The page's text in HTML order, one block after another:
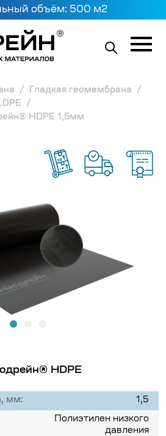
Гладкая геомембрана
HDPE 1,5мм
HDPE
мм: 1,5
Полиэтилен низкого
давления
объём: 500 м2